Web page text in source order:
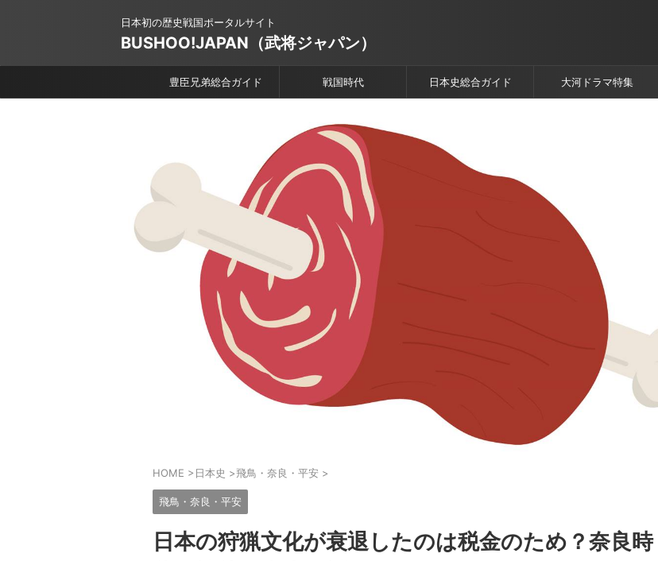
日本初の歴史戦国ポータルサイト
BUSHOO!JAPAN（武将ジャパン）
豊臣兄弟総合ガイド 戦国時代 日本史総合ガイド 大河ドラマ特集
HOME >日本史 >飛鳥・奈良・平安 >
飛鳥・奈良・平安
日本の狩猟文化が衰退したのは税金のため？奈良時